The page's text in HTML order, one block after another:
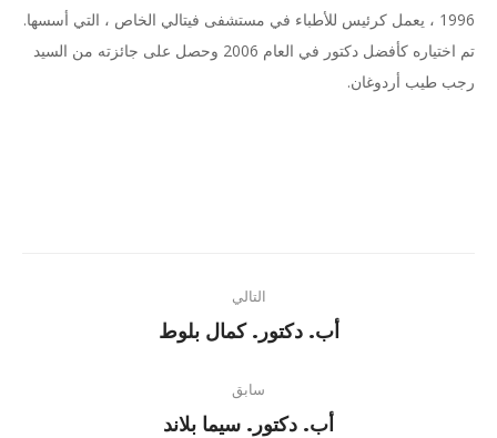
1996 ، يعمل كرئيس للأطباء في مستشفى فيتالي الخاص ، التي أسسها.
تم اختياره كأفضل دكتور في العام 2006 وحصل على جائزته من السيد
رجب طيب أردوغان.
سابق
Previous
أب. دكتور. سيما بلاند
التالي
Next
أب. دكتور. كمال بلوط